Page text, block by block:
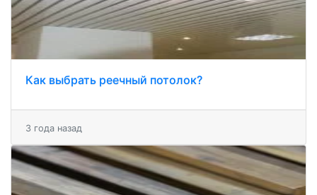
Как выбрать реечный потолок?
3 года назад